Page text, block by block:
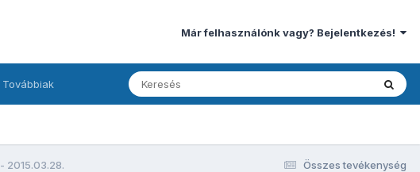
Már felhasználónk vagy? Bejelentkezés!
Továbbiak
Összes tevékenység
2015.03.28.